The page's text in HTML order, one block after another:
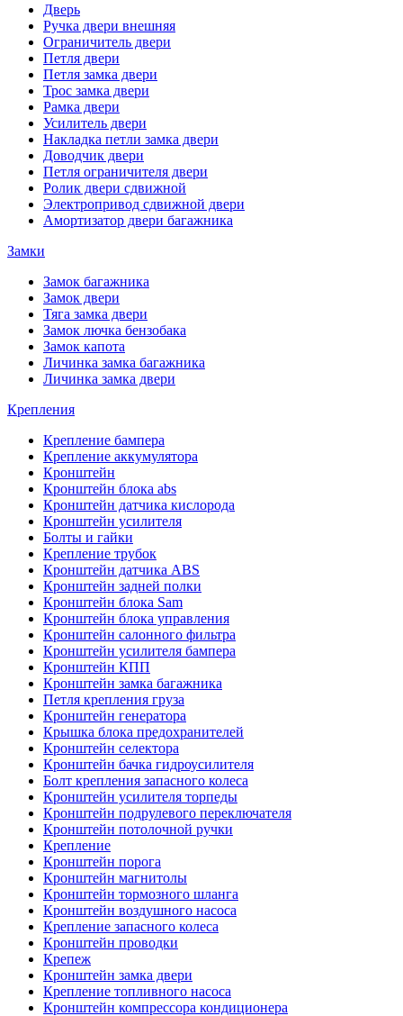
Дверь
Ручка двери внешняя
Ограничитель двери
Петля двери
Петля замка двери
Трос замка двери
Рамка двери
Усилитель двери
Накладка петли замка двери
Доводчик двери
Петля ограничителя двери
Ролик двери сдвижной
Электропривод сдвижной двери
Амортизатор двери багажника
Замки
Замок багажника
Замок двери
Тяга замка двери
Замок лючка бензобака
Замок капота
Личинка замка багажника
Личинка замка двери
Крепления
Крепление бампера
Крепление аккумулятора
Кронштейн
Кронштейн блока abs
Кронштейн датчика кислорода
Кронштейн усилителя
Болты и гайки
Крепление трубок
Кронштейн датчика ABS
Кронштейн задней полки
Кронштейн блока Sam
Кронштейн блока управления
Кронштейн салонного фильтра
Кронштейн усилителя бампера
Кронштейн КПП
Кронштейн замка багажника
Петля крепления груза
Кронштейн генератора
Крышка блока предохранителей
Кронштейн селектора
Кронштейн бачка гидроусилителя
Болт крепления запасного колеса
Кронштейн усилителя торпеды
Кронштейн подрулевого переключателя
Кронштейн потолочной ручки
Крепление
Кронштейн порога
Кронштейн магнитолы
Кронштейн тормозного шланга
Кронштейн воздушного насоса
Крепление запасного колеса
Кронштейн проводки
Крепеж
Кронштейн замка двери
Крепление топливного насоса
Кронштейн компрессора кондиционера